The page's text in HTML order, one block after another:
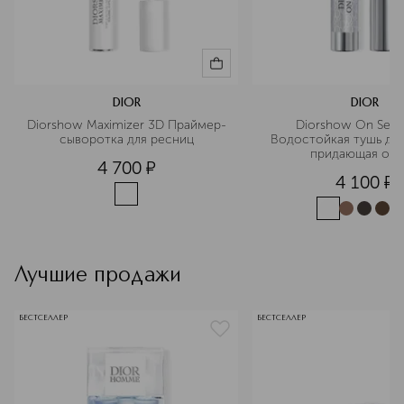
DIOR
Diorshow Maximizer 3D Праймер-
сыворотка для ресниц
4 700 ¤
DIOR
Diorshow On Set
Водостойкая тушь
придающая
4 100 ¤
Лучшие продажи
БЕСТСЕЛЛЕР БЕСТСЕЛЛЕР